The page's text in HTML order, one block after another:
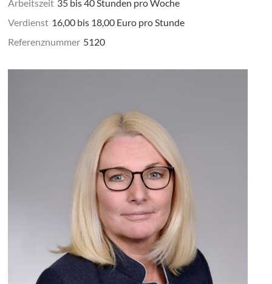
Arbeitszeit 35 bis 40 Stunden pro Woche
Verdienst 16,00 bis 18,00 Euro pro Stunde
Referenznummer 5120